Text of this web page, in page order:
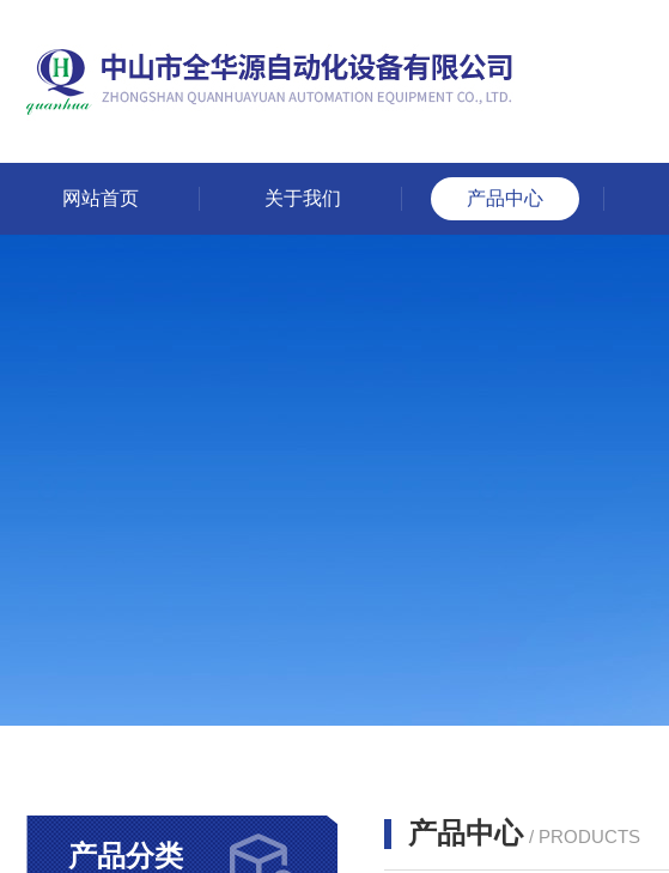
网站首页 关于我们 产品中心
产品分类
产品中心 / PRODUCTS